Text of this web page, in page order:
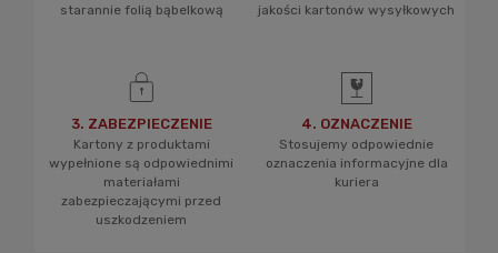
starannie folią bąbelkową
jakości kartonów wysyłkowych
3. ZABEZPIECZENIE
Kartony z produktami
wypełnione są odpowiednimi
materiałami
zabezpieczającymi przed
uszkodzeniem
4. OZNACZENIE
Stosujemy odpowiednie
oznaczenia informacyjne dla
kuriera